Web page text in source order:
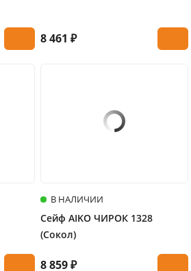
8 461 ₽
В НАЛИЧИИ
Сейф AIKO ЧИРОК 1328
(Сокол)
8 859 ₽